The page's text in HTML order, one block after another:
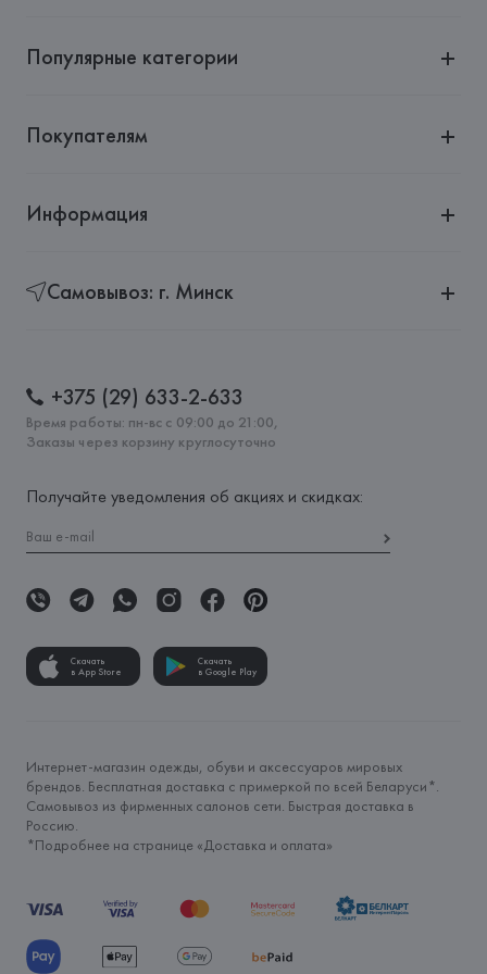
Популярные категории
Покупателям
Информация
Самовывоз: г. Минск
+375 (29) 633-2-633
Время работы: пн-вс с 09:00 до 21:00,
Заказы через корзину круглосуточно
Получайте уведомления об акциях и скидках:
Скачать
в App Store
Скачать
в Google Play
Интернет-магазин одежды, обуви и аксессуаров мировых
брендов. Бесплатная доставка с примеркой по всей Беларуси*.
Самовывоз из фирменных салонов сети. Быстрая доставка в
Россию.
*Подробнее на странице «Доставка и оплата»